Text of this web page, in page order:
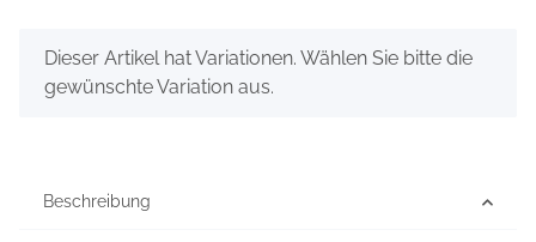
x
Dieser Artikel hat Variationen. Wählen Sie bitte die
gewünschte Variation aus.
Beschreibung